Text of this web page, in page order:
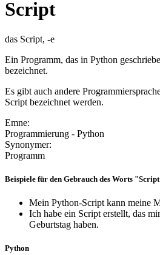
Script
das Script, -e
Ein Programm, das in Python
bezeichnet.
Es gibt auch andere
Script bezeichnet werden.
Emne:
Programmierung - Python
Synonymer:
Programm
Beispiele für den Gebrauch des Worts
Mein Python-Script kann meine
Ich habe ein Script erstellt, das
Geburtstag haben.
Python